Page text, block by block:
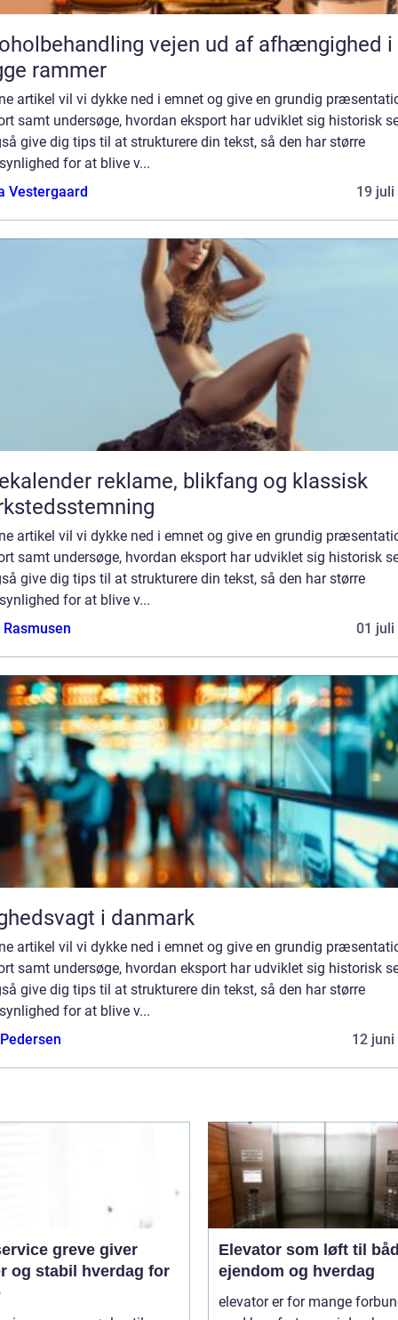
vejen ud af afhængighed i
rammer
artikel vil vi dykke ned i emnet og give en grundig
samt undersøge, hvordan eksport har udviklet sig historisk
give dig tips til at strukturere din tekst, så den har større
for at blive v...
Vestergaard
19 juli
reklame, blikfang og klassisk
artikel vil vi dykke ned i emnet og give en grundig
samt undersøge, hvordan eksport har udviklet sig historisk
give dig tips til at strukturere din tekst, så den har større
for at blive v...
01 juli
i danmark
artikel vil vi dykke ned i emnet og give en grundig
samt undersøge, hvordan eksport har udviklet sig historisk
give dig tips til at strukturere din tekst, så den har større
for at blive v...
12 juni
greve giver
og stabil hverdag for
Elevator som løft til
ejendom og hverdag
elevator er for mange